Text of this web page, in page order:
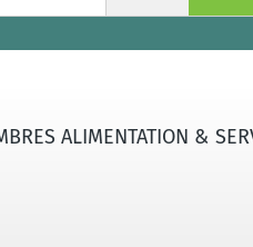
ALIMENTATION &